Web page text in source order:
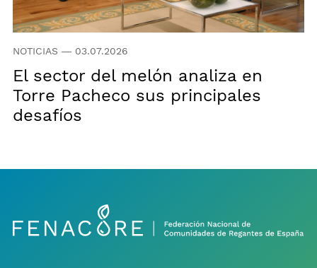
NOTICIAS — 03.07.2026
El sector del melón analiza en
Torre Pacheco sus principales
desafíos